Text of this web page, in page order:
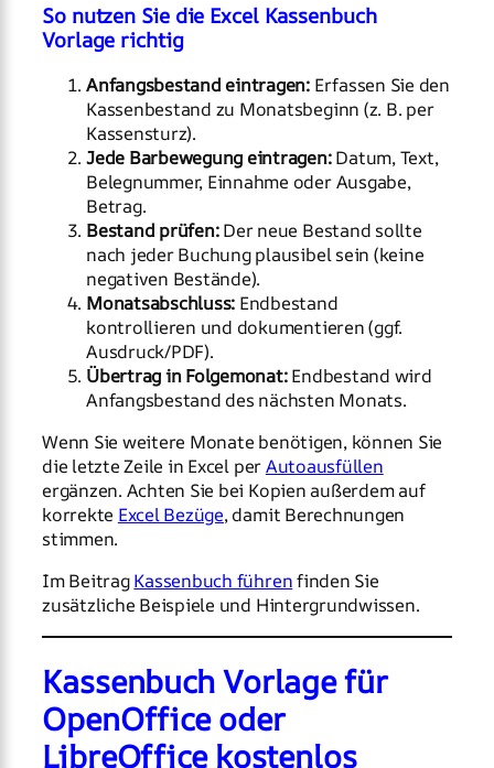
So nutzen Sie die Excel Kassenbuch
Vorlage richtig
Anfangsbestand eintragen: Erfassen Sie den
Kassenbestand zu Monatsbeginn (z. B. per
Kassensturz).
Jede Barbewegung eintragen:Datum, Text,
Belegnummer, Einnahme oder Ausgabe,
Betrag.
Bestand prüfen:Der neue Bestand sollte
nach jeder Buchung plausibel sein (keine
negativen Bestände).
Monatsabschluss: Endbestand
kontrollieren und dokumentieren (ggf.
Ausdruck/PDF).
Übertrag in Folgemonat:Endbestand wird
Anfangsbestand des nächsten Monats.
Wenn Sie weitere Monate benötigen, können Sie
die letzte Zeile in Excel perAutoausfüllen
ergänzen. Achten Sie bei Kopien außerdem auf
korrekte Excel Bezüge, damit Berechnungen
stimmen.
Im BeitragKassenbuch führenfinden Sie
zusätzliche Beispiele und Hintergrundwissen.
Kassenbuch Vorlage für
OpenOffice oder
LibreOffice kostenlos